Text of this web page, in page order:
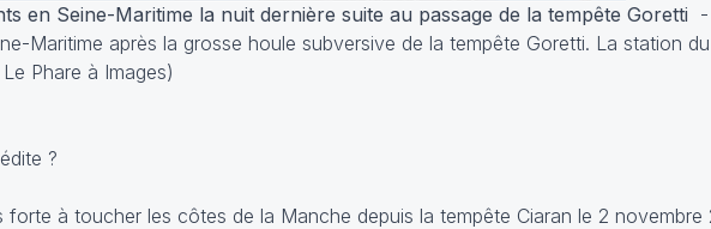
en Seine-Maritime la nuit dernière suite au passage de la tempête Goretti
Maritime après la grosse houle subversive de la tempête Goretti. La station
Phare à Images)
?
forte à toucher les côtes de la Manche depuis la tempête Ciaran le 2 novembre